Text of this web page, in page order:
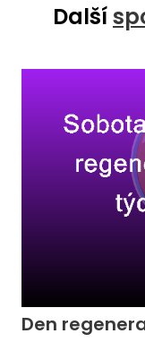
Další
Den